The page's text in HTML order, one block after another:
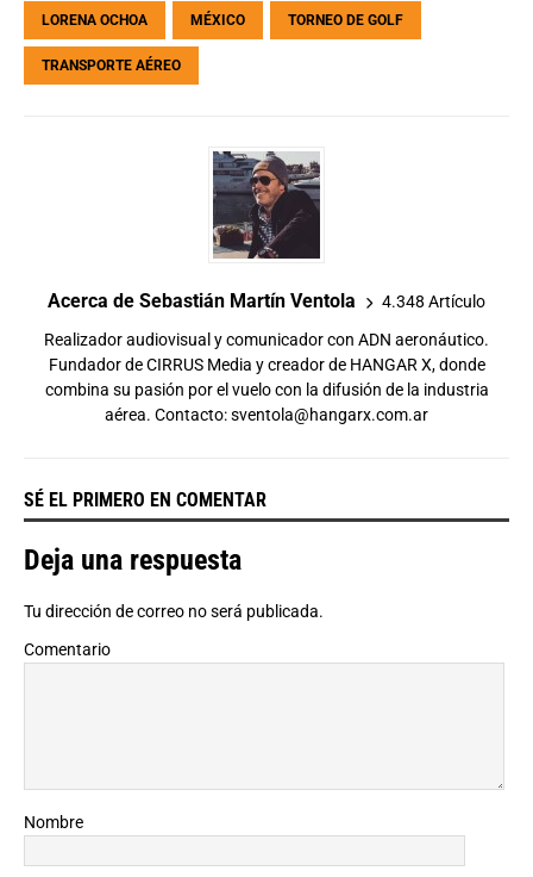
LORENA OCHOA MÉXICO TORNEO DE GOLF
TRANSPORTE AÉREO
Acerca de Sebastián Martín Ventola 4.348 Artículo
Realizador audiovisual y comunicador con ADN aeronáutico.
Fundador de CIRRUS Media y creador de HANGAR X, donde
combina su pasión por el vuelo con la difusión de la industria
aérea. Contacto:sventola@hangarx.com.ar
SÉ EL PRIMERO EN COMENTAR
Deja una respuesta
Tu dirección de correo no será publicada.
Comentario
Nombre